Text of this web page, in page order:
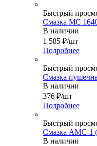
Быстрый
Смазка МС
В наличии
1 585 ₽/шт
Подробнее
Быстрый
Смазка
В наличии
376 ₽/шт
Подробнее
Быстрый
Смазка АМС-1
В наличии